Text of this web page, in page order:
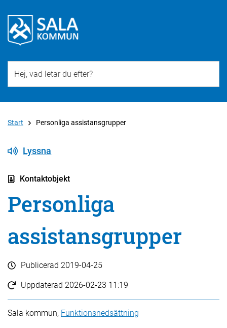
Start Personliga assistansgrupper
Lyssna
Kontaktobjekt
Personliga
assistansgrupper
Publicerad 2019-04-25
Uppdaterad 2026-02-23 11:19
Sala kommun, Funktionsnedsättning